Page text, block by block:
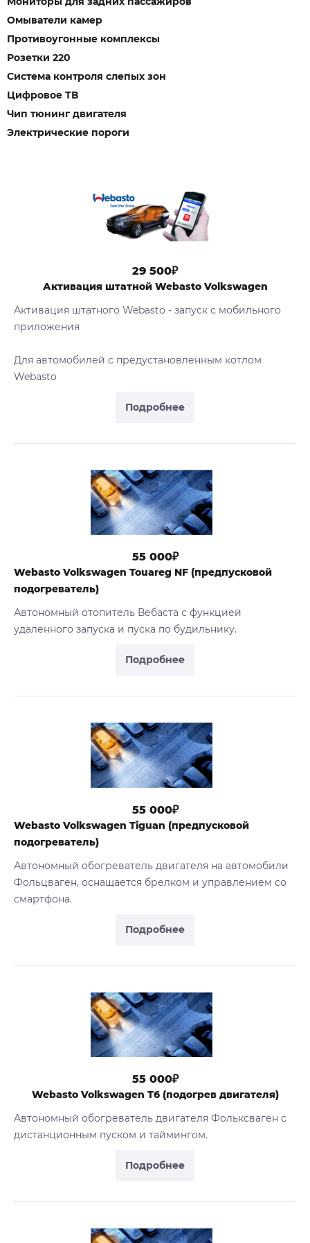
Омыватели камер
Противоугонные комплексы
Розетки 220
Система контроля слепых зон
Цифровое ТВ
Чип тюнинг двигателя
Электрические пороги
Подробнее
29 500₽
Активация штатной Webasto Volkswagen
Активация штатного Webasto - запуск с мобильного
приложения
Для автомобилей с предустановленным котлом
Webasto
Подробнее
55 000₽
Webasto Volkswagen Touareg NF (предпусковой
подогреватель)
Автономный отопитель Вебаста с функцией
удаленного запуска и пуска по будильнику.
Подробнее
55 000₽
Webasto Volkswagen Tiguan (предпусковой
подогреватель)
Автономный обогреватель двигателя на автомобили
Фольцваген, оснащается брелком и управлением со
смартфона.
Подробнее
55 000₽
Webasto Volkswagen T6 (подогрев двигателя)
Автономный обогреватель двигателя Фольксваген с
дистанционным пуском и таймингом.